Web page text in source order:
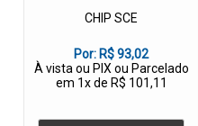
CHIP SCE
Por: R$ 93,02
À vista ou PIX ou Parcelado
em 1x de R$ 101,11